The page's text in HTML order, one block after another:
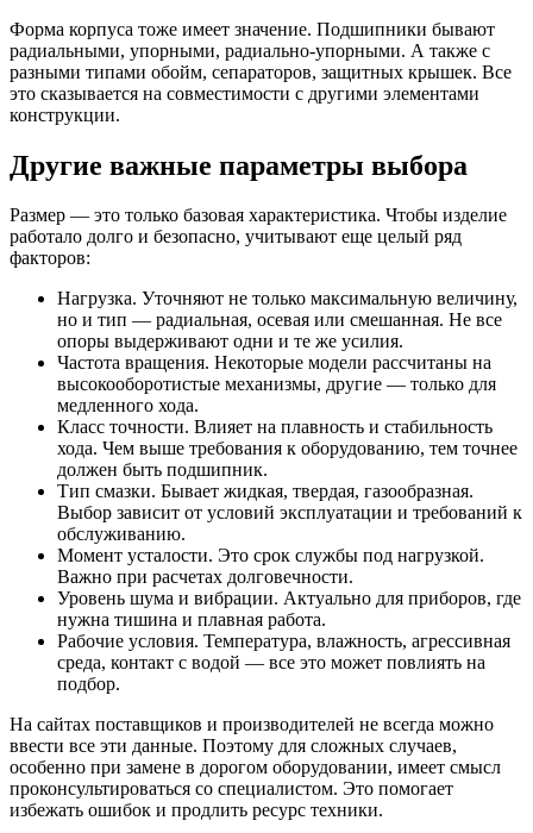
Форма корпуса тоже имеет значение. Подшипники бывают
радиальными, упорными, радиально-упорными. А также с
разными типами обойм, сепараторов, защитных крышек. Все
это сказывается на совместимости с другими элементами
конструкции.
Другие важные параметры выбора
Размер — это только базовая характеристика. Чтобы изделие
работало долго и безопасно, учитывают еще целый ряд
факторов:
Нагрузка. Уточняют не только максимальную величину,
но и тип — радиальная, осевая или смешанная. Не все
опоры выдерживают одни и те же усилия.
Частота вращения. Некоторые модели рассчитаны на
высокооборотистые механизмы, другие — только для
медленного хода.
Класс точности. Влияет на плавность и стабильность
хода. Чем выше требования к оборудованию, тем точнее
должен быть подшипник.
Тип смазки. Бывает жидкая, твердая, газообразная.
Выбор зависит от условий эксплуатации и требований к
обслуживанию.
Момент усталости. Это срок службы под нагрузкой.
Важно при расчетах долговечности.
Уровень шума и вибрации. Актуально для приборов, где
нужна тишина и плавная работа.
Рабочие условия. Температура, влажность, агрессивная
среда, контакт с водой — все это может повлиять на
подбор.
На сайтах поставщиков и производителей не всегда можно
ввести все эти данные. Поэтому для сложных случаев,
особенно при замене в дорогом оборудовании, имеет смысл
проконсультироваться со специалистом. Это помогает
избежать ошибок и продлить ресурс техники.